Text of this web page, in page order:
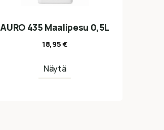
AURO 435 Maalipesu 0,5L
18,95€
Näytä